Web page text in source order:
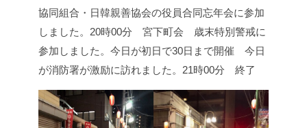
協同組合・日韓親善協会の役員合同忘年会に参加
しました。 20時00分 宮下町会 歳末特別警戒に
参加しました。 今日が初日で30日まで開催 今日
が消防署が激励に訪れました。 21時00分 終了